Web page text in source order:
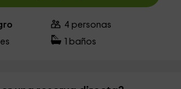
4 personas
baños